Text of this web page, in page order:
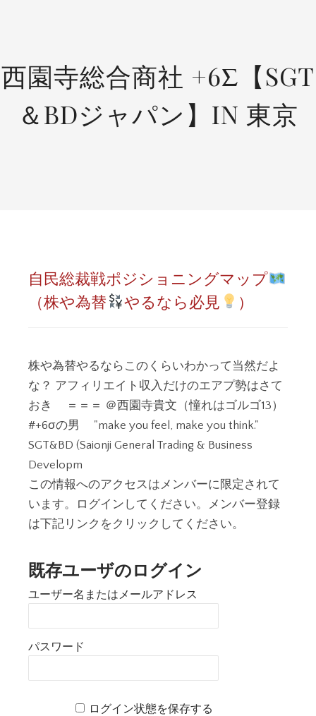
西園寺総合商社 +6Σ【SGT
＆BDジャパン】IN 東京
自民総裁戦ポジショニングマップ
（株や為替
やるなら必見 ）
株や為替やるならこのくらいわかって当然だよ
な？ アフィリエイト収入だけのエアプ勢はさて
おき ＝＝＝ ＠西園寺貴文（憧れはゴルゴ13）
#+6σの男 "make you feel, make you think."
SGT&BD (Saionji General Trading & Business
Developm
この情報へのアクセスはメンバーに限定されて
います。ログインしてください。メンバー登録
は下記リンクをクリックしてください。
既存ユーザのログイン
ユーザー名またはメールアドレス
パスワード
ログイン状態を保存する